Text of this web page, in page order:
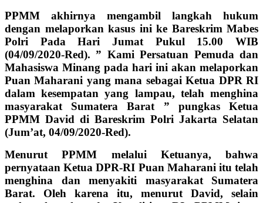
PPMM akhirnya mengambil langkah hukum
dengan melaporkan kasus ini ke Bareskrim Mabes
Polri Pada Hari Jumat Pukul 15.00 WIB
(04/09/2020-Red). ” Kami Persatuan Pemuda dan
Mahasiswa Minang pada hari ini akan melaporkan
Puan Maharani yang mana sebagai Ketua DPR RI
dalam kesempatan yang lampau, telah menghina
masyarakat Sumatera Barat ” pungkas Ketua
PPMM David di Bareskrim Polri Jakarta Selatan
(Jum’at, 04/09/2020-Red).
Menurut PPMM melalui Ketuanya, bahwa
pernyataan Ketua DPR-RI Puan Maharani itu telah
menghina dan menyakiti masyarakat Sumatera
Barat. Oleh karena itu, menurut David, selain